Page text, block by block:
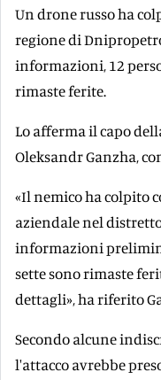
Un drone russo ha
regione di
informazioni, 12
rimaste ferite.
Lo afferma il capo
Oleksandr Ganzha,
«Il nemico ha colpito
aziendale nel
informazioni
sette sono rimaste
dettagli», ha riferito
Secondo alcune
l'attacco avrebbe